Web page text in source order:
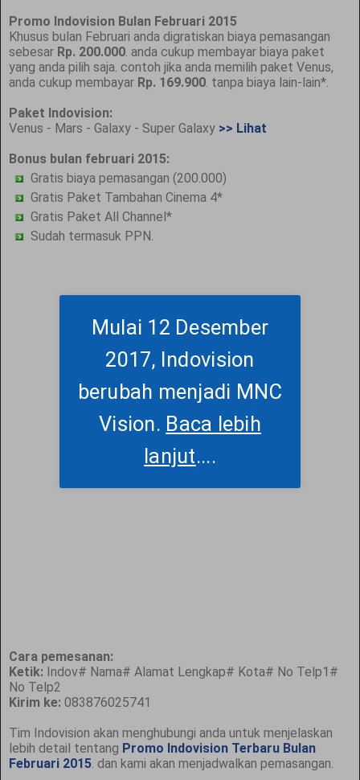
Mulai 12 Desember
2017, Indovision
berubah menjadi MNC
Vision. Baca lebih
lanjut....
Promo Indovision Bulan Februari 2015
Khusus bulan Februari anda digratiskan biaya pemasangan
sebesar Rp. 200.000. anda cukup membayar biaya paket
yang anda pilih saja. contoh jika anda memilih paket Venus,
anda cukup membayar Rp. 169.900. tanpa biaya lain-lain*.
Paket Indovision:
Venus - Mars - Galaxy - Super Galaxy >> Lihat
Bonus bulan februari 2015:
Gratis biaya pemasangan (200.000)
Gratis Paket Tambahan Cinema 4*
Gratis Paket All Channel*
Sudah termasuk PPN.
Cara pemesanan:
Ketik: Indov# Nama# Alamat Lengkap# Kota# No Telp1#
No Telp2
Kirim ke: 083876025741
Tim Indovision akan menghubungi anda untuk menjelaskan
lebih detail tentang Promo Indovision Terbaru Bulan
Februari 2015. dan kami akan menjadwalkan pemasangan.